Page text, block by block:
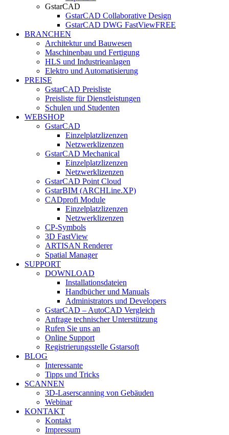
GstarCAD
GstarCAD Collaborative Design
GstarCAD DWG FastViewFREE
BRANCHEN
Architektur und Bauwesen
Maschinenbau und Fertigung
HLS und Industrieanlagen
Elektro und Automatisierung
PREISE
GstarCAD Preisliste
Preisliste für Dienstleistungen
Schulen und Studenten
WEBSHOP
GstarCAD
Einzelplatzlizenzen
Netzwerklizenzen
GstarCAD Mechanical
Einzelplatzlizenzen
Netzwerklizenzen
GstarCAD Point Cloud
GstarBIM (ARCHLine.XP)
CADprofi Module
Einzelplatzlizenzen
Netzwerklizenzen
CP-Symbols
3D FastView
ARTISAN Renderer
Spatial Manager
SUPPORT
DOWNLOAD
Installationsdateien
Handbücher und Manuals
Administrators und Developers
GstarCAD – AutoCAD Vergleich
Anfrage technischer Unterstützung
Rufen Sie uns an
Online Support
Registrierungsstelle Gstarsoft
BLOG
Interessante
Tipps und Tricks
SCANNEN
3D-Laserscanning von Gebäuden
Webinar
KONTAKT
Kontakt
Impressum